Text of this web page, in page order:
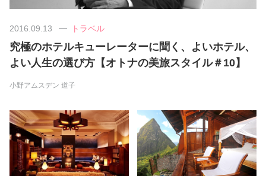
グルメ
トラベル
カルチャー/エンタメ
占い
2016.09.13 トラベル
究極のホテルキューレーターに聞く、よいホテル、
よい人生の選び方【オトナの美旅スタイル＃10】
小野アムスデン 道子